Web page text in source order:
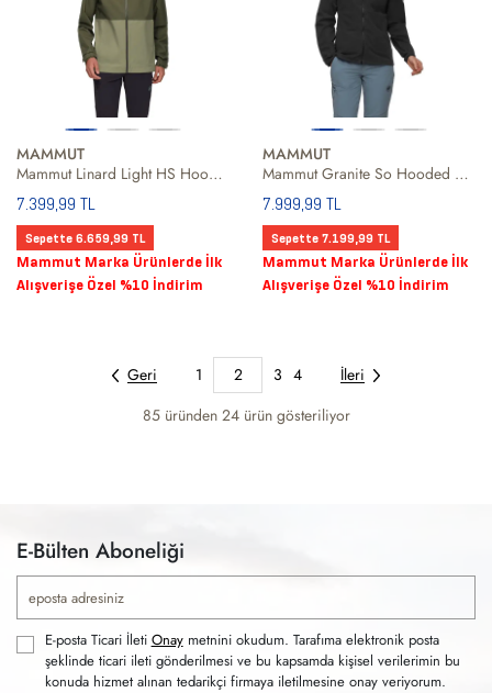
MAMMUT
Mammut Linard Light HS Hooded Erkek Outdoor Ceketi
7.399,99 TL
Sepette 6.659,99 TL
Mammut Marka Ürünlerde İlk
Alışverişe Özel %10 İndirim
MAMMUT
Mammut Granite So Hooded Women Kadın Siyah Softshell
7.999,99 TL
Sepette 7.199,99 TL
Mammut Marka Ürünlerde İlk
Alışverişe Özel %10 İndirim
Geri 1 2 3 4
İleri
85 üründen 24 ürün gösteriliyor
E-Bülten Aboneliği
E-posta Ticari İleti Onaymetnini okudum. Tarafıma elektronik posta
şeklinde ticari ileti gönderilmesi ve bu kapsamda kişisel verilerimin bu
konuda hizmet alınan tedarikçi firmaya iletilmesine onay veriyorum.